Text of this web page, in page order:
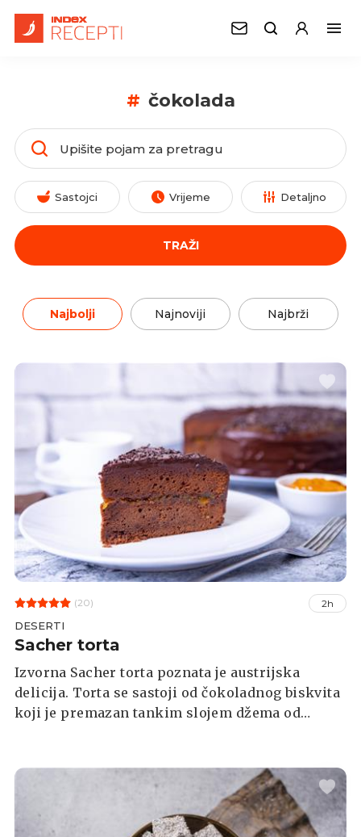
# čokolada
Sastojci Vrijeme Detaljno
TRAŽI
Najbolji Najnoviji Najbrži
(20) 2h
DESERTI
Sacher torta
Izvorna Sacher torta poznata je austrijska
delicija. Torta se sastoji od čokoladnog biskvita
koji je premazan tankim slojem džema od